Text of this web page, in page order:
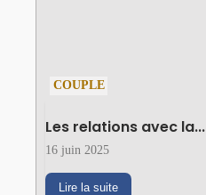
COUPLE
Les relations avec la...
16 juin 2025
Lire la suite